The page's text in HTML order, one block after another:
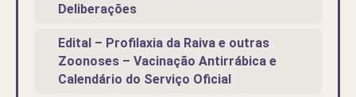
Deliberações
Edital – Profilaxia da Raiva e outras
Zoonoses – Vacinação Antirrábica e
Calendário do Serviço Oficial